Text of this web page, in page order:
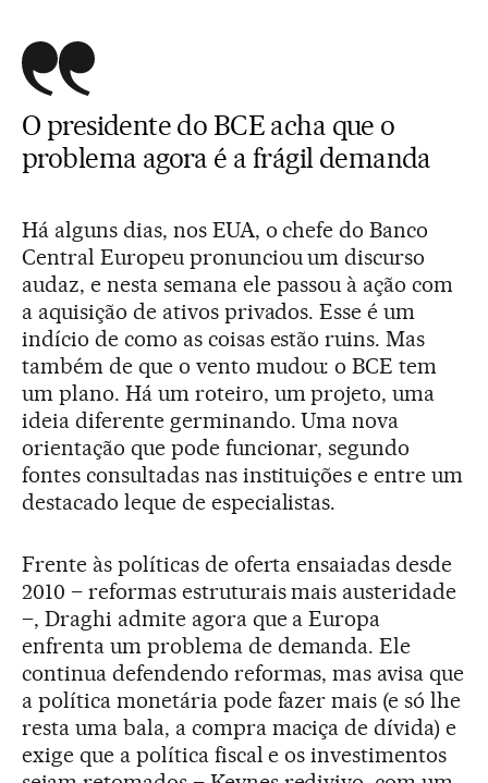
O presidente do BCE acha que o
problema agora é a frágil demanda
Há alguns dias, nos EUA, o chefe do Banco
Central Europeu pronunciou um discurso
audaz, e nesta semana ele passou à ação com
a aquisição de ativos privados. Esse é um
indício de como as coisas estão ruins. Mas
também de que o vento mudou: o BCE tem
um plano. Há um roteiro, um projeto, uma
ideia diferente germinando. Uma nova
orientação que pode funcionar, segundo
fontes consultadas nas instituições e entre um
destacado leque de especialistas.
Frente às políticas de oferta ensaiadas desde
2010 – reformas estruturais mais austeridade
–, Draghi admite agora que a Europa
enfrenta um problema de demanda. Ele
continua defendendo reformas, mas avisa que
a política monetária pode fazer mais (e só lhe
resta uma bala, a compra maciça de dívida) e
exige que a política fiscal e os investimentos